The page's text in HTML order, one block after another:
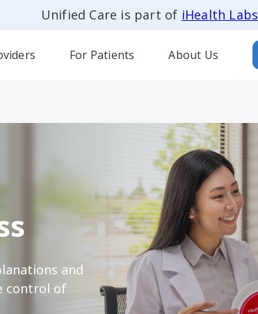
Unified Care is part of iHealth Labs
For Patients About Us
and
control of